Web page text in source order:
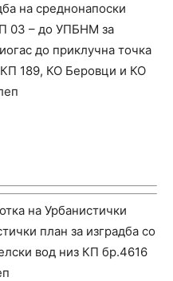
на среднонапоски
03 – до УПБНМ за
до приклучна точка
189, КО Беровци и КО
на Урбанистички
план за изградба со
вод низ КП бр.4616